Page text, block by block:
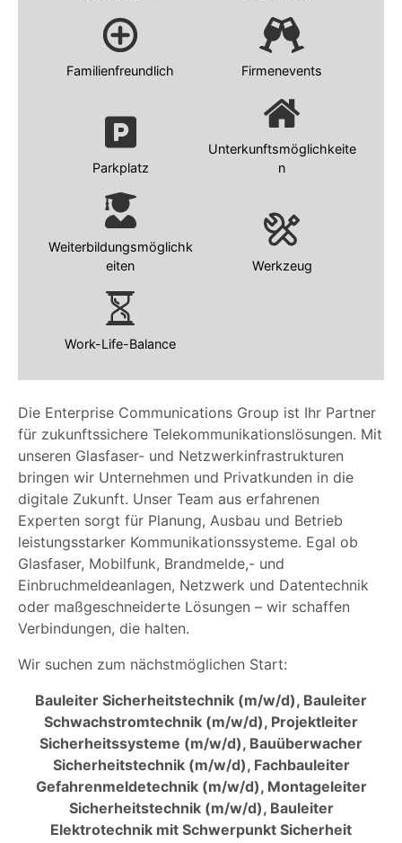
Die Enterprise Communications Group ist Ihr Partner
für zukunftssichere Telekommunikationslösungen. Mit
unseren Glasfaser- und Netzwerkinfrastrukturen
bringen wir Unternehmen und Privatkunden in die
digitale Zukunft. Unser Team aus erfahrenen
Experten sorgt für Planung, Ausbau und Betrieb
leistungsstarker Kommunikationssysteme. Egal ob
Glasfaser, Mobilfunk, Brandmelde,- und
Einbruchmeldeanlagen, Netzwerk und Datentechnik
oder maßgeschneiderte Lösungen – wir schaffen
Verbindungen, die halten.
Wir suchen zum nächstmöglichen Start:
Bauleiter Sicherheitstechnik (m/w/d), Bauleiter
Schwachstromtechnik (m/w/d), Projektleiter
Sicherheitssysteme (m/w/d), Bauüberwacher
Sicherheitstechnik (m/w/d), Fachbauleiter
Gefahrenmeldetechnik (m/w/d), Montageleiter
Sicherheitstechnik (m/w/d), Bauleiter
Elektrotechnik mit Schwerpunkt Sicherheit
Familienfreundlich Firmenevents
Parkplatz
Unterkunftsmöglichkeite
n
Weiterbildungsmöglichk
eiten
Werkzeug
Work-Life-Balance